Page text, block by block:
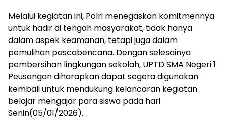
Melalui kegiatan ini, Polri menegaskan komitmennya
untuk hadir di tengah masyarakat, tidak hanya
dalam aspek keamanan, tetapi juga dalam
pemulihan pascabencana. Dengan selesainya
pembersihan lingkungan sekolah, UPTD SMA Negeri 1
Peusangan diharapkan dapat segera digunakan
kembali untuk mendukung kelancaran kegiatan
belajar mengajar para siswa pada hari
Senin(05/01/2026).